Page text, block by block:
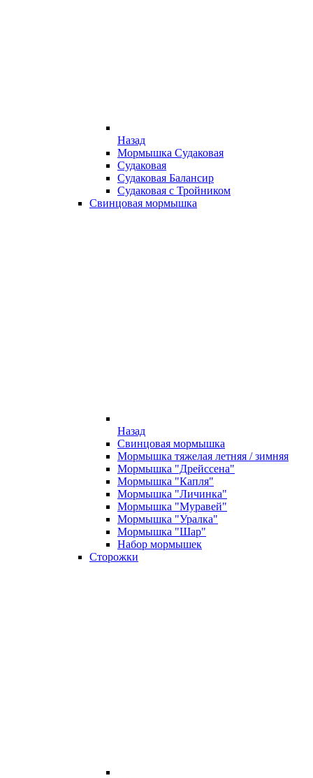
Назад
Мормышка Судаковая
Судаковая
Судаковая Балансир
Судаковая с Тройником
Свинцовая мормышка
Назад
Свинцовая мормышка
Мормышка тяжелая летняя / зимняя
Мормышка "Дрейссена"
Мормышка "Капля"
Мормышка "Личинка"
Мормышка "Муравей"
Мормышка "Уралка"
Мормышка "Шар"
Набор мормышек
Сторожки